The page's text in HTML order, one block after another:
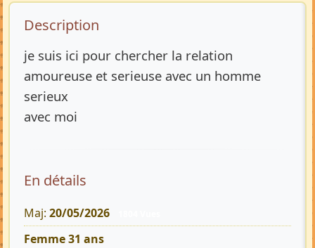
Description de l’annonce
Description
je suis ici pour chercher la relation
amoureuse et serieuse avec un homme
serieux
avec moi
En détails
Maj: 20/05/2026
Femme 31 ans